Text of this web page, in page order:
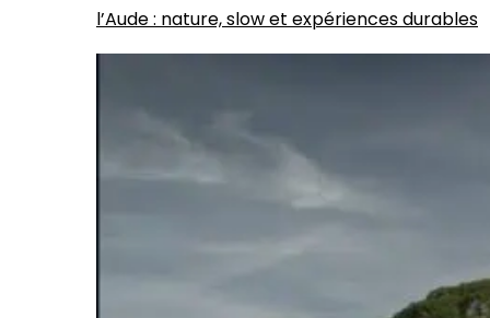
l’Aude : nature, slow et expériences durables